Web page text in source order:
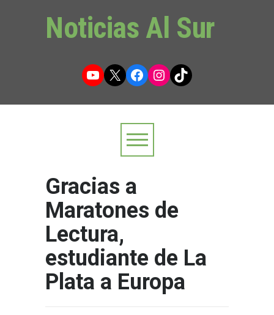
Noticias Al Sur
YouTube
X Facebook
Instagram
TikTok
Gracias a
Maratones de
Lectura,
estudiante de La
Plata a Europa